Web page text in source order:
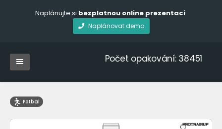
Naplánujte si bezplatnou online prezentaci.
Naplánovat demo
Počet opakování: 38451
Fotbal